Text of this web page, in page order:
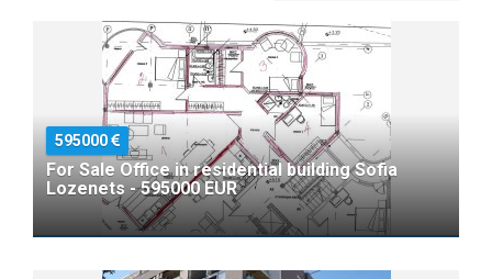
595000
For Sale Office in residential building Sofia
Lozenets - 595000 EUR